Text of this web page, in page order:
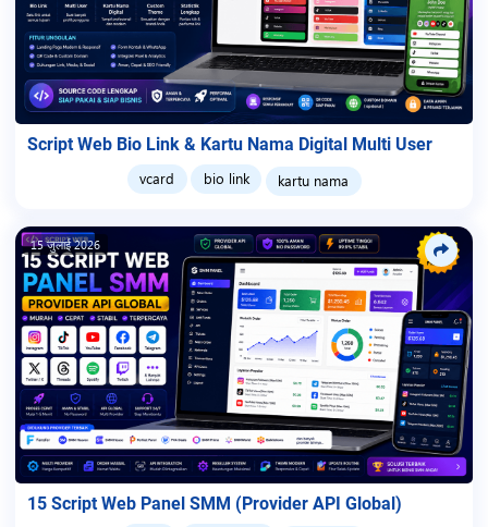
Script Web Bio Link & Kartu Nama Digital Multi User
vcard bio link kartu nama
15 जुलाई 2026
15 Script Web Panel SMM (Provider API Global)